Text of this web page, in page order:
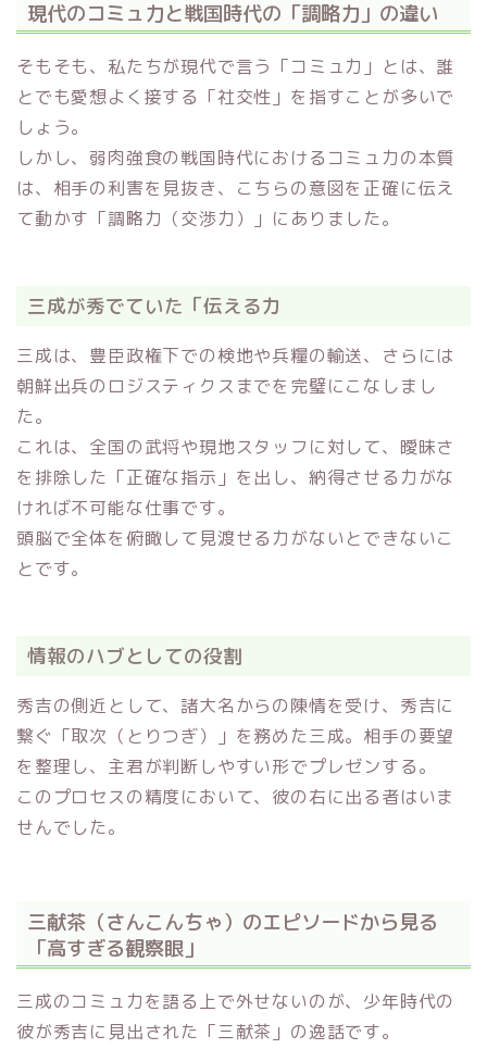
現代のコミュ力と戦国時代の「調略力」の違い
そもそも、私たちが現代で言う「コミュ力」とは、誰
とでも愛想よく接する「社交性」を指すことが多いで
しょう。
しかし、弱肉強食の戦国時代におけるコミュ力の本質
は、相手の利害を見抜き、こちらの意図を正確に伝え
て動かす「調略力（交渉力）」にありました。
三成が秀でていた「伝える力
三成は、豊臣政権下での検地や兵糧の輸送、さらには
朝鮮出兵のロジスティクスまでを完璧にこなしまし
た。
これは、全国の武将や現地スタッフに対して、曖昧さ
を排除した「正確な指示」を出し、納得させる力がな
ければ不可能な仕事です。
頭脳で全体を俯瞰して見渡せる力がないとできないこ
とです。
情報のハブとしての役割
秀吉の側近として、諸大名からの陳情を受け、秀吉に
繋ぐ「取次（とりつぎ）」を務めた三成。相手の要望
を整理し、主君が判断しやすい形でプレゼンする。
このプロセスの精度において、彼の右に出る者はいま
せんでした。
三献茶（さんこんちゃ）のエピソードから見る
「高すぎる観察眼」
三成のコミュ力を語る上で外せないのが、少年時代の
彼が秀吉に見出された「三献茶」の逸話です。